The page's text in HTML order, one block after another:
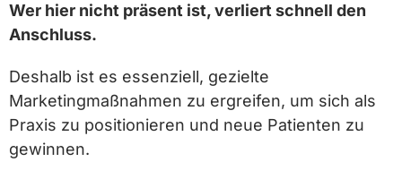
Wer hier nicht präsent ist, verliert schnell den
Anschluss.
Deshalb ist es essenziell, gezielte
Marketingmaßnahmen zu ergreifen, um sich als
Praxis zu positionieren und neue Patienten zu
gewinnen.